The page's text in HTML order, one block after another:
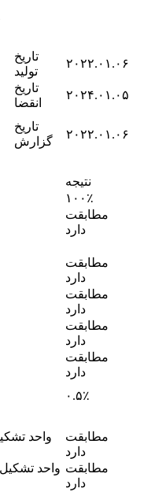
تاریخ
تولید
۲۰۲۲.۰۱.۰۶
تاریخ
انقضا
۲۰۲۴.۰۱.۰۵
تاریخ
گزارش
۲۰۲۲.۰۱.۰۶
نتیجه
۱۰۰٪
مطابقت
دارد
مطابقت
دارد
مطابقت
دارد
مطابقت
دارد
مطابقت
دارد
۰.۵٪
مطابقت
دارد
مطابقت
دارد